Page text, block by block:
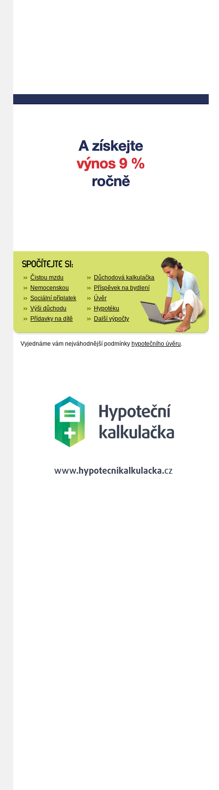
Čistou mzdu
Nemocenskou
Sociální příplatek
Výši důchodu
Přídavky na dítě
Důchodová kalkulačka
Příspěvek na bydlení
Úvěr
Hypotéku
Další výpočty
Vyjednáme vám nejváhodnější podmínky hypotečního úvěru.